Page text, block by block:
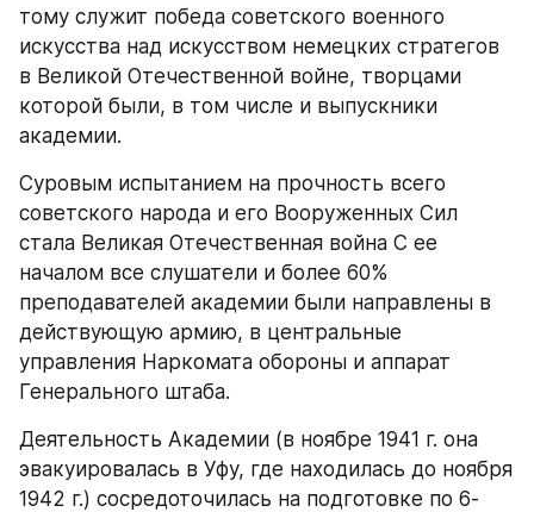
тому служит победа советского военного
искусства над искусством немецких стратегов
в Великой Отечественной войне, творцами
которой были, в том числе и выпускники
академии.
Суровым испытанием на прочность всего
советского народа и его Вооруженных Сил
стала Великая Отечественная война С ее
началом все слушатели и более 60%
преподавателей академии были направлены в
действующую армию, в центральные
управления Наркомата обороны и аппарат
Генерального штаба.
Деятельность Академии (в ноябре 1941 г. она
эвакуировалась в Уфу, где находилась до ноября
1942 г.) сосредоточилась на подготовке по 6-